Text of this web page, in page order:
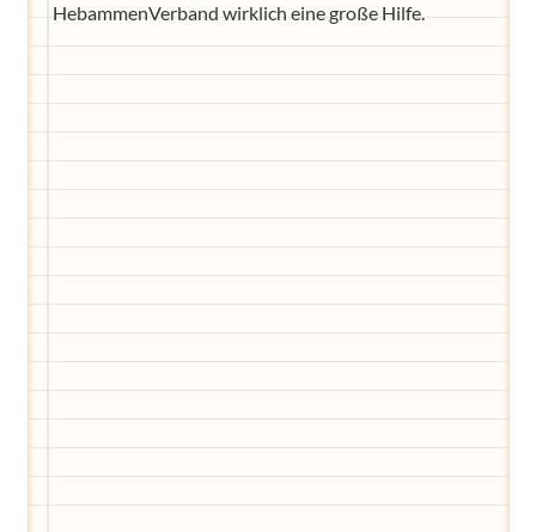
HebammenVerband wirklich eine große Hilfe.